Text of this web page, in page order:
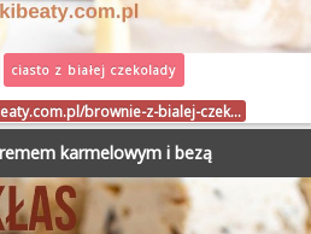
ciasto z białej czekolady
brownie-z-bialej-czek…
karmelowym i bezą